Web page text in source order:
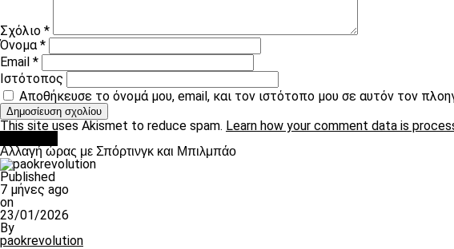
Σχόλιο *
Όνομα*
Email *
Ιστότοπος
Αποθήκευσε το όνομά μου, email, και τον ιστότοπο μου σε αυτόν τον
This site uses Akismet to reduce spam. Learn how your comment data is
Αλλαγή ώρας με Σπόρτινγκ και Μπιλμπάο
Published
7 μήνες ago
on
23/01/2026
By
paokrevolution